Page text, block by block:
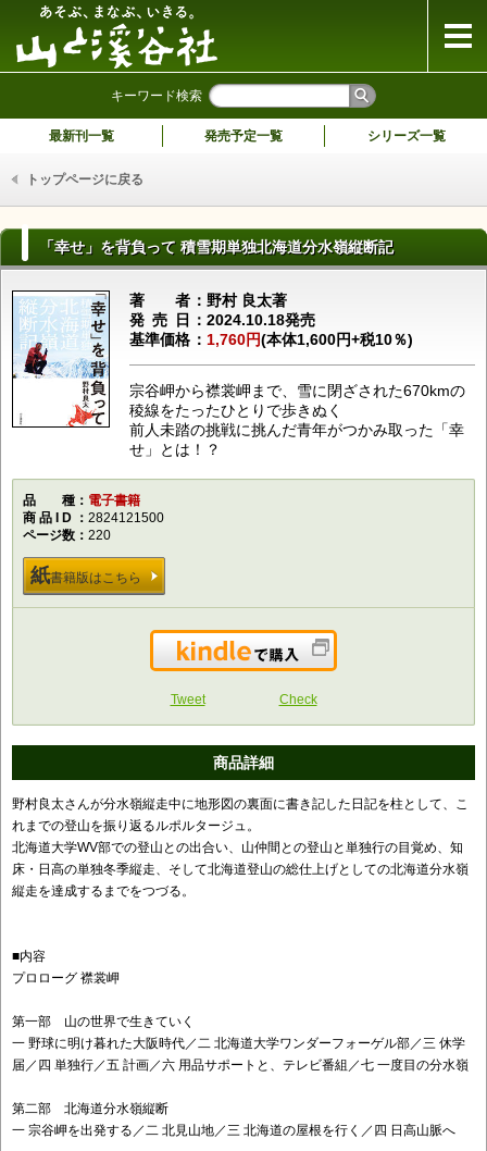
キーワード検索
最新刊一覧 発売予定一覧 シリーズ一覧
トップページに戻る
「幸せ」を背負って 積雪期単独北海道分水嶺縦断記
著者野村 良太著
発売日 2024.10.18発売
基準価格
1,760円(本体1,600円+税10％)
宗谷岬から襟裳岬まで、雪に閉ざされた670kmの
稜線をたったひとりで歩きぬく
前人未踏の挑戦に挑んだ青年がつかみ取った「幸
せ」とは！？
品種電子書籍
商品ID
2824121500
ページ数
220
紙書籍版はこちら
Kindleで購入
Tweet Check
商品詳細
野村良太さんが分水嶺縦走中に地形図の裏面に書き記した日記を柱として、こ
れまでの登山を振り返るルポルタージュ。
北海道大学WV部での登山との出合い、山仲間との登山と単独行の目覚め、知
床・日高の単独冬季縦走、そして北海道登山の総仕上げとしての北海道分水嶺
縦走を達成するまでをつづる。
■内容
プロローグ 襟裳岬
第一部 山の世界で生きていく
一 野球に明け暮れた大阪時代／二 北海道大学ワンダーフォーゲル部／三 休学
届／四 単独行／五 計画／六 用品サポートと、テレビ番組／七 一度目の分水嶺
第二部 北海道分水嶺縦断
一 宗谷岬を出発する／二 北見山地／三 北海道の屋根を行く／四 日高山脈へ